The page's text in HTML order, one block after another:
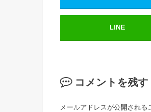
LINE
コメントを残す
メールアドレスが公開される